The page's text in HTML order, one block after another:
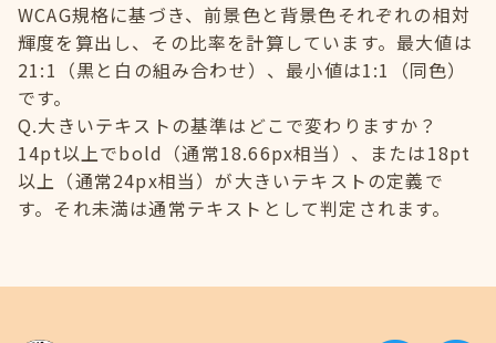
WCAG規格に基づき、前景色と背景色それぞれの相対
輝度を算出し、その比率を計算しています。最大値は
21:1（黒と白の組み合わせ）、最小値は1:1（同色）
です。
Q.大きいテキストの基準はどこで変わりますか？
14pt以上でbold（通常18.66px相当）、または18pt
以上（通常24px相当）が大きいテキストの定義で
す。それ未満は通常テキストとして判定されます。